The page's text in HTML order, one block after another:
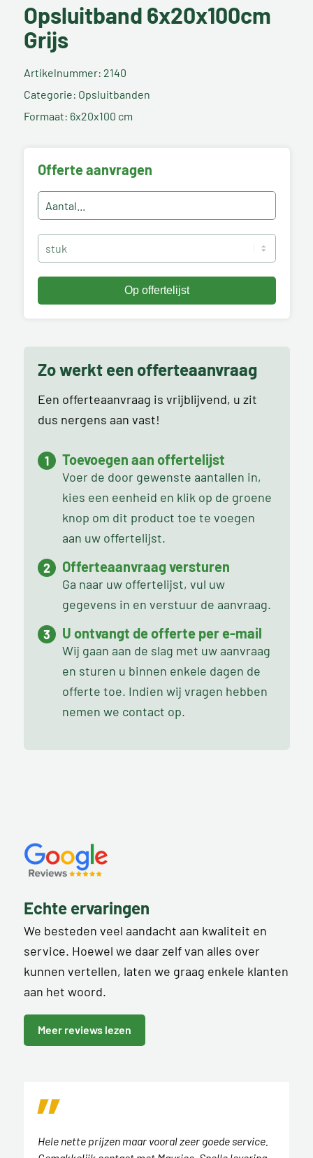
Opsluitband 6x20x100cm
Grijs
Artikelnummer: 2140
Categorie: Opsluitbanden
Formaat: 6x20x100 cm
Offerte aanvragen
Zo werkt een offerteaanvraag
Een offerteaanvraag is vrijblijvend, u zit
dus nergens aan vast!
Toevoegen aan offertelijst
Voer de door gewenste aantallen in,
kies een eenheid en klik op de groene
knop om dit product toe te voegen
aan uw offertelijst.
Offerteaanvraag versturen
Ga naar uw offertelijst, vul uw
gegevens in en verstuur de aanvraag.
U ontvangt de offerte per e-mail
Wij gaan aan de slag met uw aanvraag
en sturen u binnen enkele dagen de
offerte toe. Indien wij vragen hebben
nemen we contact op.
Echte ervaringen
We besteden veel aandacht aan kwaliteit en
service. Hoewel we daar zelf van alles over
kunnen vertellen, laten we graag enkele klanten
aan het woord.
Meer reviews lezen
Hele nette prijzen maar vooral zeer goede service.